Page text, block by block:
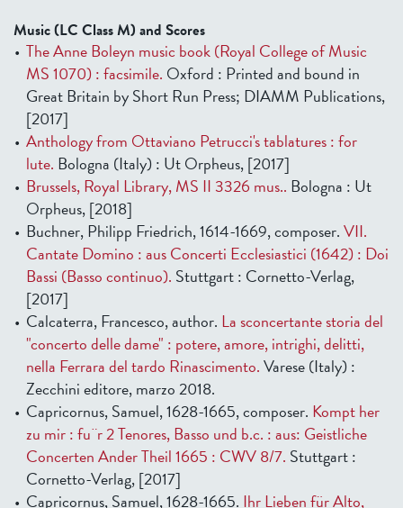
Music (LC Class M) and Scores
The Anne Boleyn music book (Royal College of Music
MS 1070) : facsimile. Oxford : Printed and bound in
Great Britain by Short Run Press; DIAMM Publications,
[2017]
Anthology from Ottaviano Petrucci's tablatures : for
lute. Bologna (Italy) : Ut Orpheus, [2017]
Brussels, Royal Library, MS II 3326 mus.. Bologna : Ut
Orpheus, [2018]
Buchner, Philipp Friedrich, 1614-1669, composer.VII.
Cantate Domino : aus Concerti Ecclesiastici (1642) : Doi
Bassi (Basso continuo). Stuttgart : Cornetto-Verlag,
[2017]
Calcaterra, Francesco, author. La sconcertante storia del
"concerto delle dame" : potere, amore, intrighi, delitti,
nella Ferrara del tardo Rinascimento.Varese (Italy) :
Zecchini editore, marzo 2018.
Capricornus, Samuel, 1628-1665, composer. Kompt her
zu mir : fu¨r 2 Tenores, Basso und b.c. : aus: Geistliche
Concerten Ander Theil 1665 : CWV 8/7. Stuttgart :
Cornetto-Verlag, [2017]
Capricornus, Samuel, 1628-1665. Ihr Lieben für Alto,